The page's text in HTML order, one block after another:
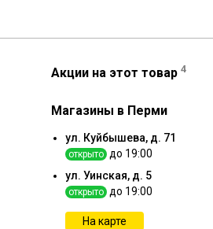
Акции на этот товар 4
Магазины в Перми
ул. Куйбышева, д. 71
открыто до 19:00
ул. Уинская, д. 5
открыто до 19:00
На карте